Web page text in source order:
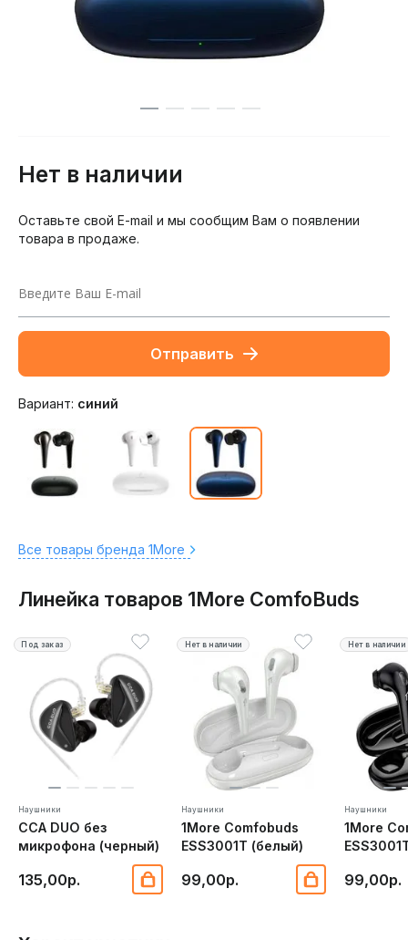
Нет в наличии
Оставьте свой E-mail и мы сообщим Вам о появлении
товара в продаже.
Отправить
Вариант: синий
Все товары бренда 1More
Линейка товаров 1More ComfoBuds
Под заказ
Наушники
CCA DUO без
микрофона (черный)
135,00р.
Нет в наличии
Наушники
1More Comfobuds
ESS3001T (белый)
99,00р.
Нет в наличии
Наушники
1More
99,00р.